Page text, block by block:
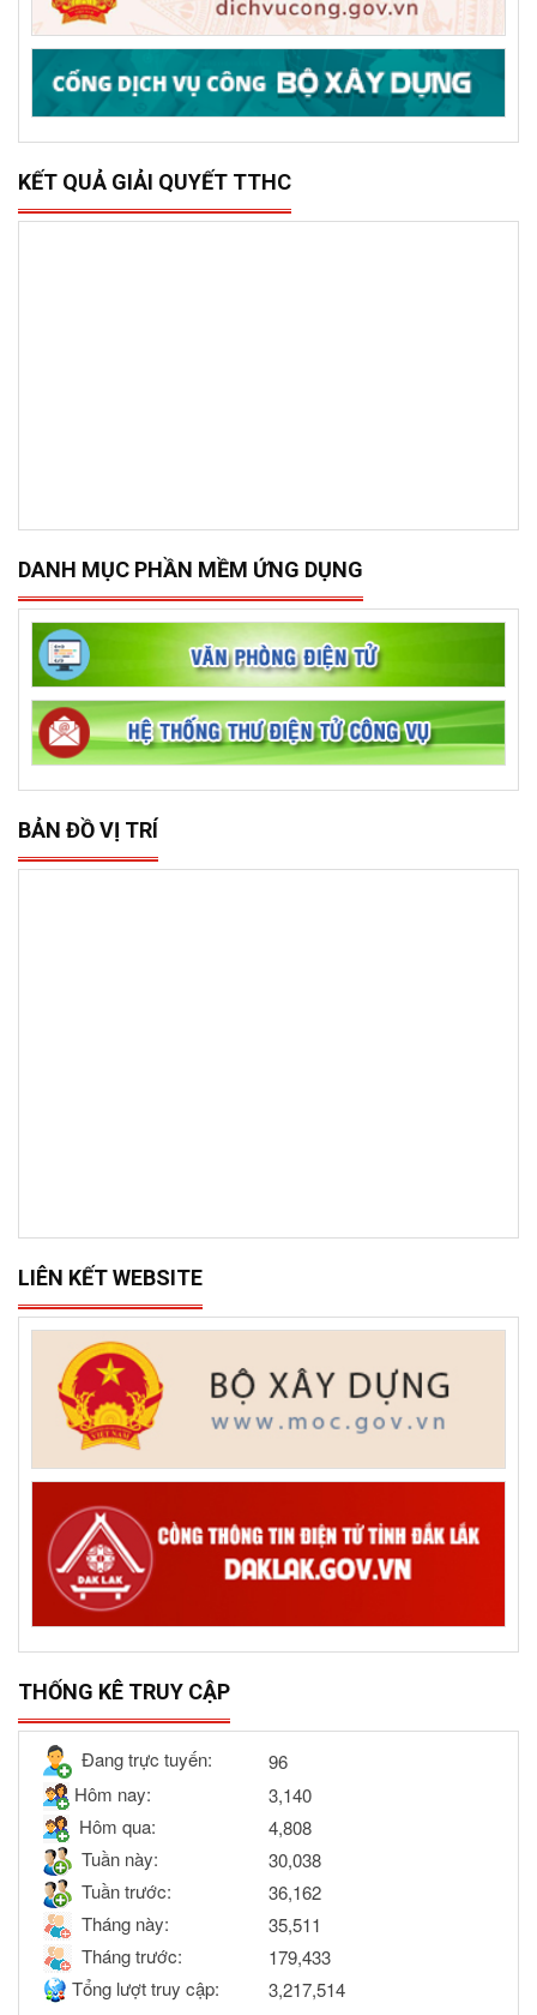
DỊCH VỤ CÔNG TRỰC TRUYẾN
DANH MỤC PHẦN MỀM ỨNG DỤNG
LIÊN KẾT WEBSITE
THỐNG KÊ TRUY CẬP
Đang trực tuyến:
96
Hôm nay:
3,140
Hôm qua:
4,808
Tuần này:
30,038